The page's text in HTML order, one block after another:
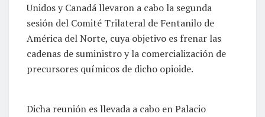
Unidos y Canadá llevaron a cabo la segunda
sesión del Comité Trilateral de Fentanilo de
América del Norte, cuya objetivo es frenar las
cadenas de suministro y la comercialización de
precursores químicos de dicho opioide.
Dicha reunión es llevada a cabo en Palacio